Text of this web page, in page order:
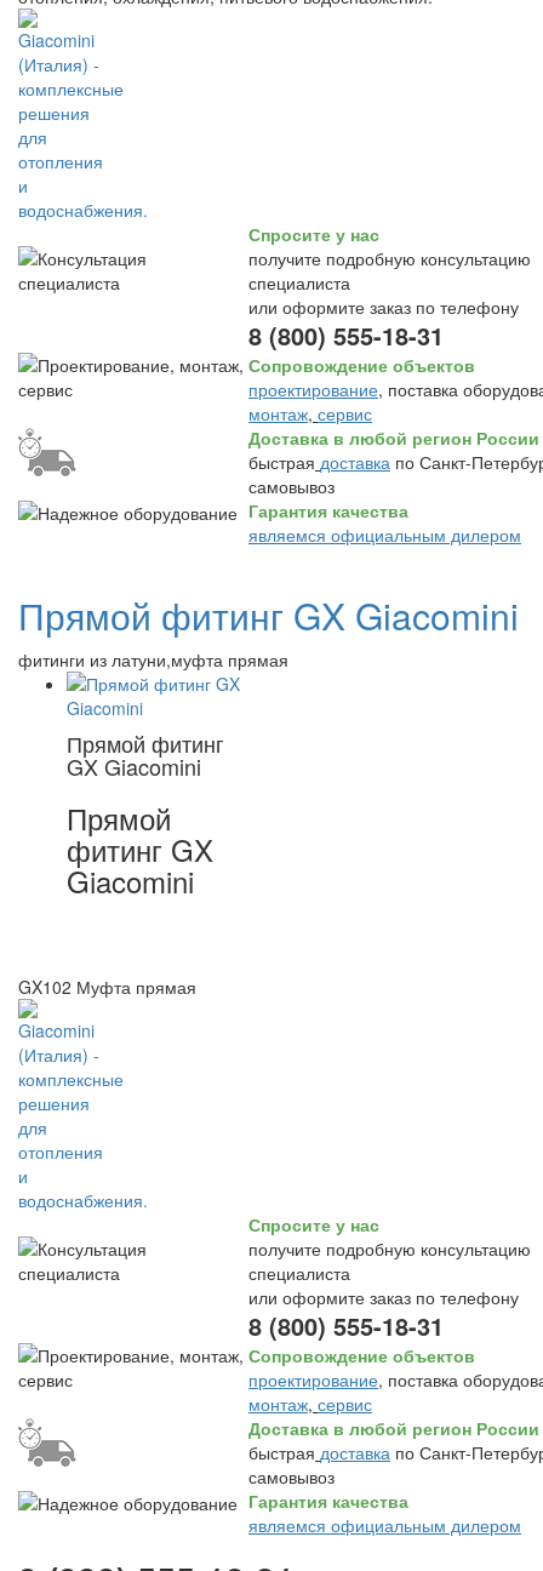
Спросите у нас
получите подробную консультацию
специалиста
или оформите заказ по телефону
8 (800) 555-18-31
Сопровождение объектов
проектирование, поставка
монтаж, сервис
Доставка в любой регион России
быстрая доставка по Санкт-
самовывоз
Гарантия качества
являемся официальным дилером
Прямой фитинг GX Giacomini
фитинги из латуни,муфта прямая
Прямой фитинг
GX Giacomini
Прямой
фитинг GX
Giacomini
GX102 Муфта прямая
Спросите у нас
получите подробную консультацию
специалиста
или оформите заказ по телефону
8 (800) 555-18-31
Сопровождение объектов
проектирование, поставка
монтаж, сервис
Доставка в любой регион России
быстрая доставка по Санкт-
самовывоз
Гарантия качества
являемся официальным дилером